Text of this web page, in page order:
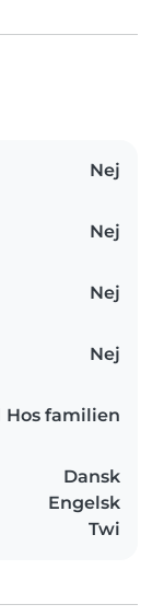
Nej
Nej
Nej
Nej
Hos familien
Dansk
Engelsk
Twi